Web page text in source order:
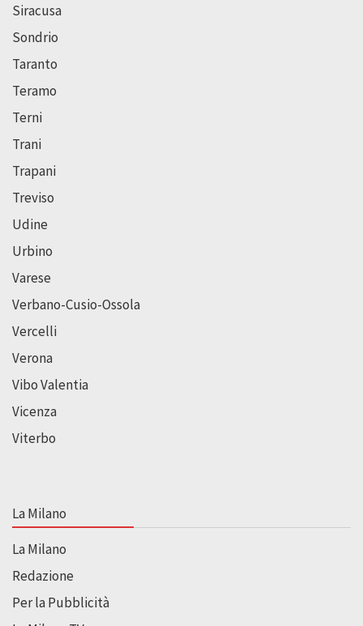
Siracusa
Sondrio
Taranto
Teramo
Terni
Trani
Trapani
Treviso
Udine
Urbino
Varese
Verbano-Cusio-Ossola
Vercelli
Verona
Vibo Valentia
Vicenza
Viterbo
La Milano
La Milano
Redazione
Per la Pubblicità